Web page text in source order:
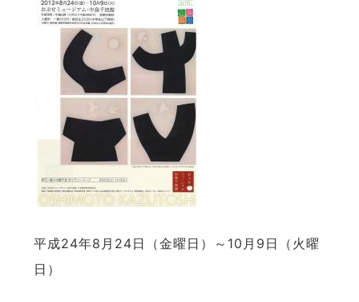
平成24年8月24日（金曜日）～10月9日（火曜
日）